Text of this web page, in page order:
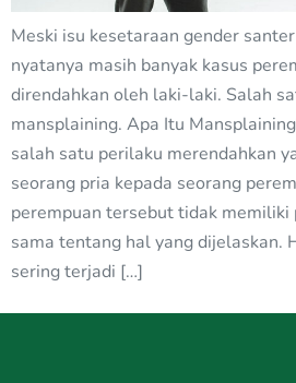
Meski isu kesetaraan gender
nyatanya masih banyak kasus
direndahkan oleh laki-laki. Salah
mansplaining. Apa Itu
salah satu perilaku merendahkan
seorang pria kepada seorang
perempuan tersebut tidak memiliki
sama tentang hal yang dijelaskan.
sering terjadi […]